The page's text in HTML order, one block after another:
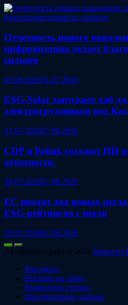
Отчетность нового
цифровизация делает
сильнее
03.08.202631.07.2026
ESG‑Solar запускает хаб
электрогрузовиков под
31.07.202607.08.2026
CDP и Briink создают
отчетности
30.07.202607.08.2026
ЕС вводит два новых
ESG‑рейтингов с июля
29.07.202607.08.2026
Авторские права © 2026 Новости
Контакты
Реклама на сайте
Разместить статью
Персональные данные